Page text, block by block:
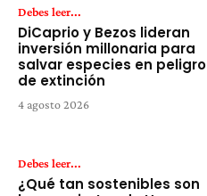
Debes leer...
DiCaprio y Bezos lideran
inversión millonaria para
salvar especies en peligro
de extinción
4 agosto 2026
Debes leer...
¿Qué tan sostenibles son